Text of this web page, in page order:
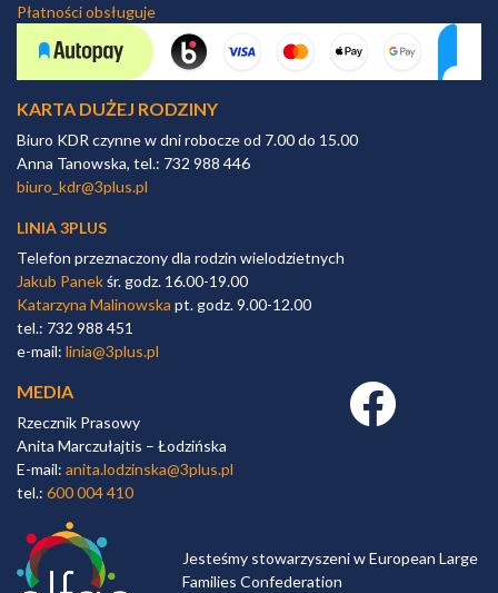
Płatności obsługuje
KARTA DUŻEJ RODZINY
Biuro KDR czynne w dni robocze od 7.00 do 15.00
Anna Tanowska, tel.: 732 988 446
biuro_kdr@3plus.pl
LINIA 3PLUS
Telefon przeznaczony dla rodzin wielodzietnych
Jakub Panekśr. godz. 16.00-19.00
Katarzyna Malinowska pt. godz. 9.00-12.00
tel.: 732 988 451
e-mail: linia@3plus.pl
MEDIA
Rzecznik Prasowy
Anita Marczułajtis – Łodzińska
E-mail: anita.lodzinska@3plus.pl
tel.: 600 004 410
Facebook link
Jesteśmy stowarzyszeni w European Large
Families Confederation